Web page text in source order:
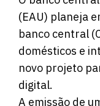
(EAU) planeja
banco central
domésticos e
novo projeto
digital.
A emissão de